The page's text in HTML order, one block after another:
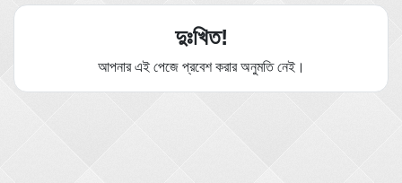
দুঃখিত!
আপনার এই পেজে প্রবেশ করার অনুমতি নেই।